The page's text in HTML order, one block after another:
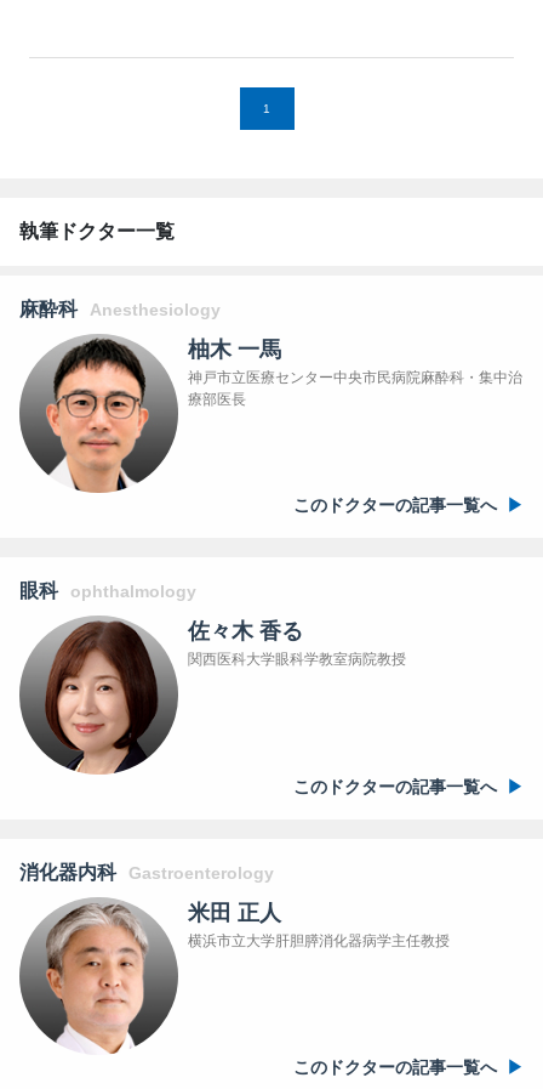
1
執筆ドクター一覧
麻酔科 Anesthesiology
柚木 一馬
神戸市立医療センター中央市民病院麻酔科・集中治
療部医長
このドクターの記事一覧へ
眼科 ophthalmology
佐々木 香る
関西医科大学眼科学教室病院教授
このドクターの記事一覧へ
消化器内科 Gastroenterology
米田 正人
横浜市立大学肝胆膵消化器病学主任教授
このドクターの記事一覧へ